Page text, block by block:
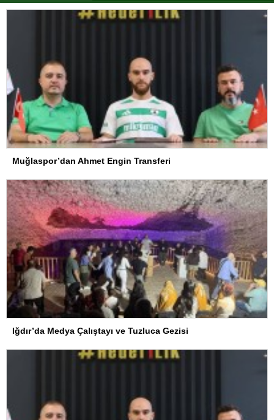
Muğlaspor’dan Ahmet Engin Transferi
Iğdır’da Medya Çalıştayı ve Tuzluca Gezisi